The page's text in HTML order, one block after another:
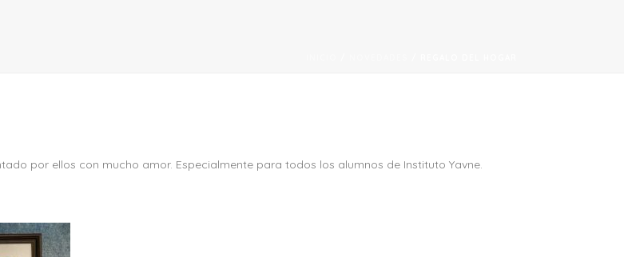
por ellos con mucho amor. Especialmente para todos los alumnos de Instituto Yavne.